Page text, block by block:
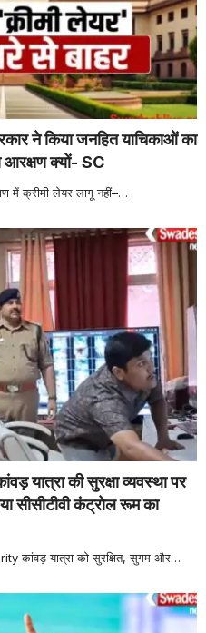
ने किया जनहित याचिकाओं का
आरक्षण क्यों- SC
क्रीमी लेयर लागू नहीं–…
की सुरक्षा व्यवस्था पर
सीसीटीवी कंट्रोल रूम का
कांवड़ यात्रा को सुरक्षित, सुगम और…